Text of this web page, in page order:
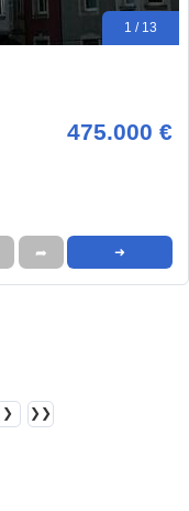
1 / 13
475.000 €
➦ ➜
❯ ❯❯